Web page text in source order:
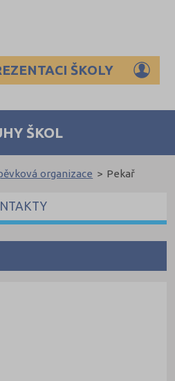
ŠKOLY
ŠKOL
organizace > Pekař